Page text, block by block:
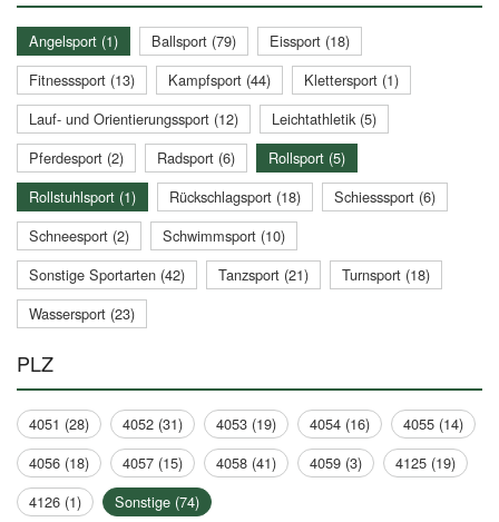
Angelsport (1) Ballsport (79)
Eissport (18)
Fitnesssport (13)
Kampfsport (44)
Klettersport (1)
Lauf- und Orientierungssport (12)
Leichtathletik (5)
Pferdesport (2)
Radsport (6)
Rollsport (5)
Rollstuhlsport (1)
Rückschlagsport (18)
Schiesssport (6)
Schneesport (2)
Schwimmsport (10)
Sonstige Sportarten (42)
Tanzsport (21)
Turnsport (18)
Wassersport (23)
PLZ
4051 (28) 4052 (31) 4053 (19) 4054 (16)
4055 (14)
4056 (18)
4057 (15) 4058 (41) 4059 (3)
4125 (19)
4126 (1)
Sonstige (74)